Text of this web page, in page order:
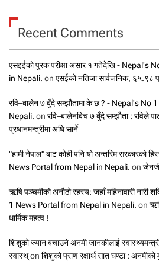
Recent Comments
एसइईको पुरक परीक्षा असार १ गतेदेखि -
in Nepali. on एसईको नतिजा सार्वजनिक, ६५.९८
रवि–बालेन ७ बुँदे सम्झौतामा के छ ? - Nepal's
Nepali. on रवि–बालेनबिच ७ बुँदे सम्झौता : रविले
प्रधानमन्त्रीमा अघि सार्ने
"हामी नेपाल" बाट कोही पनि यो अन्तरिम सरकारको
News Portal from Nepal in Nepali. on
ऋषि पञ्चमीको अनौठो रहस्य: जहाँ महिनावारी
1 News Portal from Nepal in Nepali. on
धार्मिक महत्व !
शिशुको ज्यान बचाउने अनमी जानकीलाई
स्वास्थ्on शिशुको प्राण रक्षार्थ सात घण्टा :